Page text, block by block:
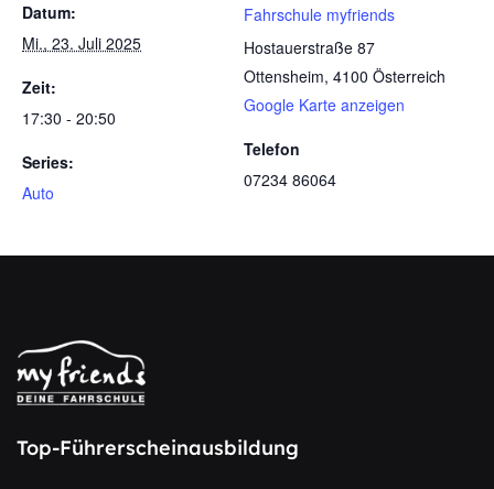
Datum:
Mi., 23. Juli 2025
Zeit:
17:30 - 20:50
Series:
Auto
Fahrschule myfriends
Hostauerstraße 87
Ottensheim, 4100 Österreich
Google Karte anzeigen
Telefon
07234 86064
Top-Führerscheinausbildung